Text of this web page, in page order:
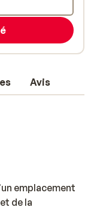
Avis
emplacement
de la